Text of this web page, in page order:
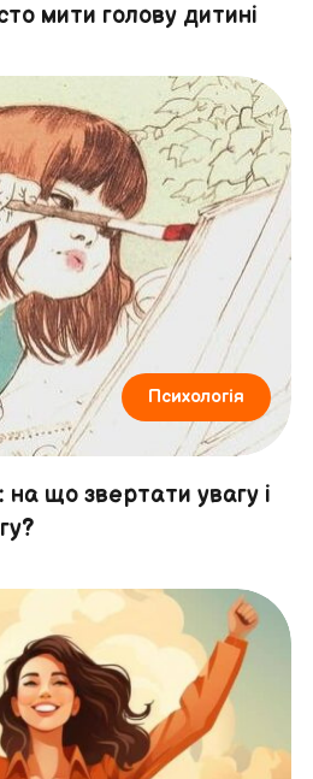
мити голову дитині
Психологія
що звертати увагу і